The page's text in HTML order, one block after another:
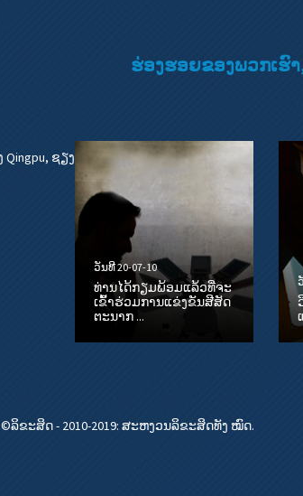
ຮ່ອງຮອຍຂອງພວກເຮົ
ວັນທີ 20-07-10
ທ່ານໄດ້ກຽມພ້ອມແລ້ວທີ່ຈະ
ເຂົ້າຮ່ວມການແຂ່ງຂັນສີສັດ
ຕະນາກ ...
Qingpu, ຊຽງ
©ລິຂະສິດ - 2010-2019: ສະຫງວນລິຂະສິດທັງ ໝົດ.